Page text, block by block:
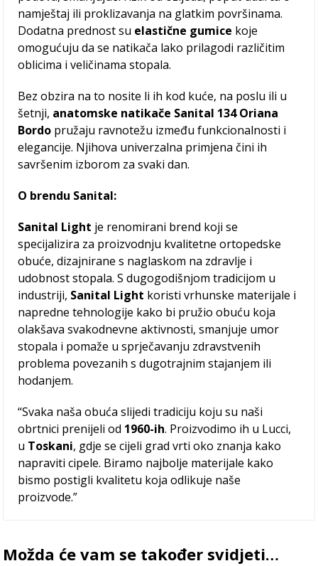
namještaj ili proklizavanja na glatkim površinama.
Dodatna prednost su elastične gumice koje
omogućuju da se natikača lako prilagodi različitim
oblicima i veličinama stopala.
Bez obzira na to nosite li ih kod kuće, na poslu ili u
šetnji, anatomske natikače Sanital 134 Oriana
Bordo pružaju ravnotežu između funkcionalnosti i
elegancije. Njihova univerzalna primjena čini ih
savršenim izborom za svaki dan.
O brendu Sanital:
Sanital Light je renomirani brend koji se
specijalizira za proizvodnju kvalitetne ortopedske
obuće, dizajnirane s naglaskom na zdravlje i
udobnost stopala. S dugogodišnjom tradicijom u
industriji, Sanital Light koristi vrhunske materijale i
napredne tehnologije kako bi pružio obuću koja
olakšava svakodnevne aktivnosti, smanjuje umor
stopala i pomaže u sprječavanju zdravstvenih
problema povezanih s dugotrajnim stajanjem ili
hodanjem.
“Svaka naša obuća slijedi tradiciju koju su naši
obrtnici prenijeli od 1960-ih. Proizvodimo ih u Lucci,
u Toskani, gdje se cijeli grad vrti oko znanja kako
napraviti cipele. Biramo najbolje materijale kako
bismo postigli kvalitetu koja odlikuje naše
proizvode.”
Možda će vam se također svidjeti…